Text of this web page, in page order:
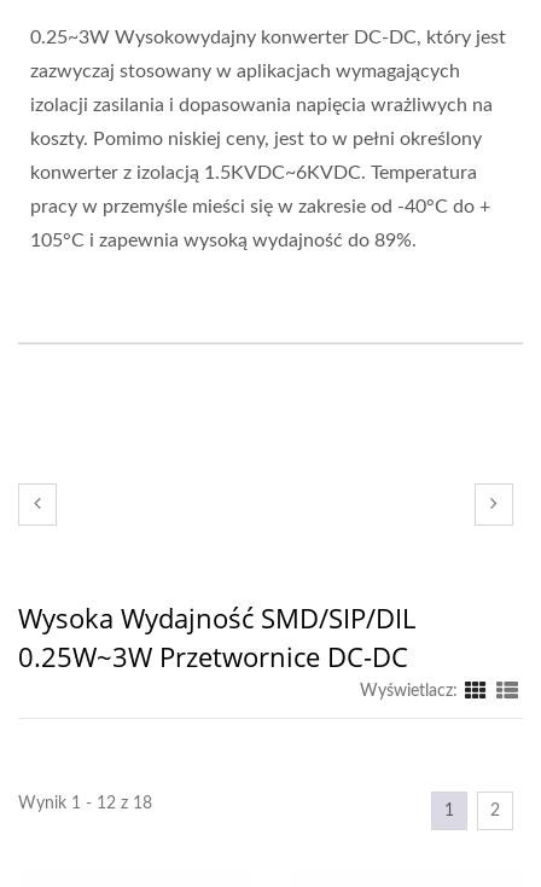
0.25~3W Wysokowydajny konwerter DC-DC, który jest
zazwyczaj stosowany w aplikacjach wymagających
izolacji zasilania i dopasowania napięcia wrażliwych na
koszty. Pomimo niskiej ceny, jest to w pełni określony
konwerter z izolacją 1.5KVDC~6KVDC. Temperatura
pracy w przemyśle mieści się w zakresie od -40°C do +
105°C i zapewnia wysoką wydajność do 89%.
Wysoka Wydajność SMD/SIP/DIL
0.25W~3W Przetwornice DC-DC
Wyświetlacz:
Wynik 1 - 12 z 18 1 2